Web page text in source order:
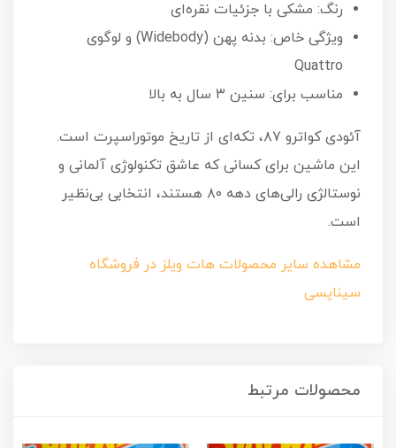
رنگ: مشکی با جزئیات نقره‌ای
ویژگی خاص: بدنه پهن (Widebody) و لوگوی
Quattro
مناسب برای: سنین ۳ سال به بالا
آئودی کواترو ۸۷، تکه‌ای از تاریخ موتوراسپرت است.
این ماشین برای کسانی که عاشق تکنولوژی آلمانی و
نوستالژی رالی‌های دهه ۸۰ هستند، انتخابی بی‌نظیر
است.
مشاهده سایر محصولات هات ویلز در فروشگاه
سیناپسی
محصولات مرتبط